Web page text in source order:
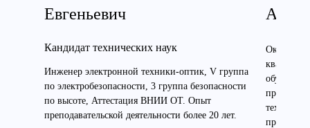
Евгеньевич
Кандидат технических наук
Инженер электронной техники-оптик, V группа
по электробезопасности, 3 группа безопасности
по высоте, Аттестация ВНИИ ОТ. Опыт
преподавательской деятельности более 20 лет.
Окончила
обучения